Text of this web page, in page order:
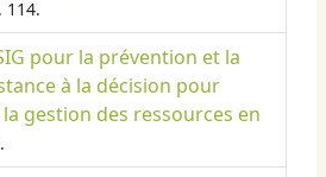
114.
pour la prévention et la
à la décision pour
gestion des ressources en